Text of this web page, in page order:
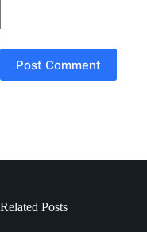
Post Comment
Related Posts